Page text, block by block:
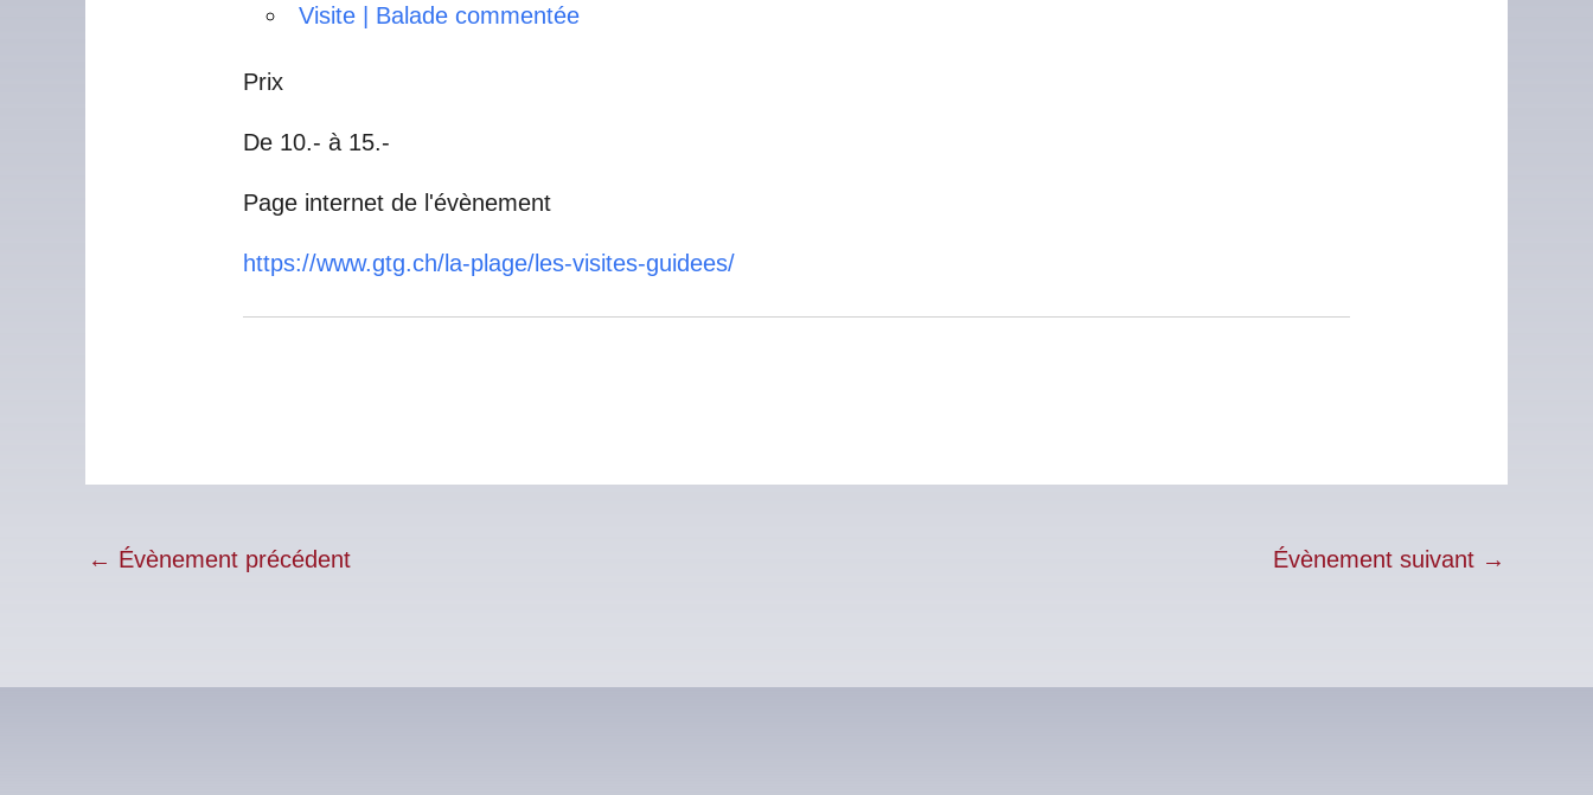
Visite | Balade commentée
Prix
De 10.- à 15.-
Page internet de l'évènement
https://www.gtg.ch/la-plage/les-visites-guidees/
← Évènement précédent Évènement suivant →